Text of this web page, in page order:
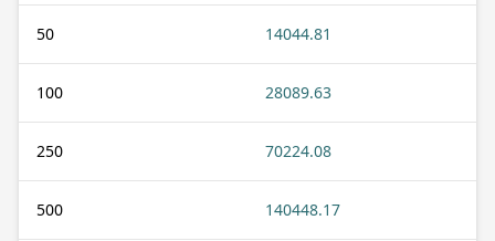
50 14044.81
100 28089.63
250 70224.08
500 140448.17